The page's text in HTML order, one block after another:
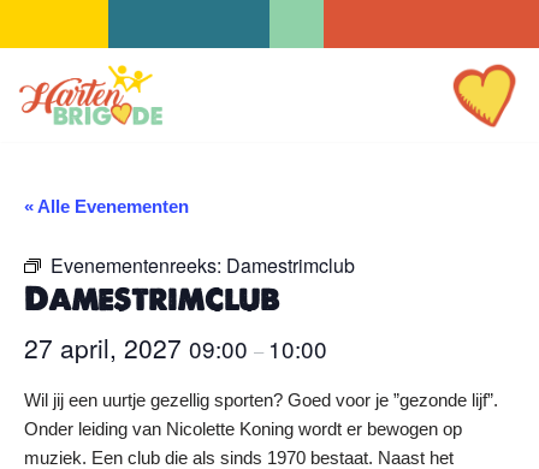
Ga
inhoud
« Alle Evenementen
Evenementenreeks: Damestrimclub
Damestrimclub
27 april, 2027 09:00 – 10:00
Wil jij een uurtje gezellig sporten? Goed voor je ”gezonde lijf”.
Onder leiding van Nicolette Koning wordt er bewogen op
muziek. Een club die als sinds 1970 bestaat. Naast het